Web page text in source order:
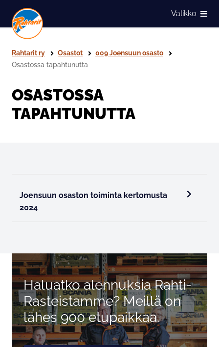
Siirry sivun sisältöön
Näytä
Valikko
Rahtarit ry Osastot
009 Joensuun osasto
Osastossa tapahtunutta
OSASTOSSA
TAPAHTUNUTTA
Joensuun osaston toiminta kertomusta
2024
Haluatko alennuksia Rahti-
Rasteistamme? Meillä on
lähes 900 etupaikkaa.